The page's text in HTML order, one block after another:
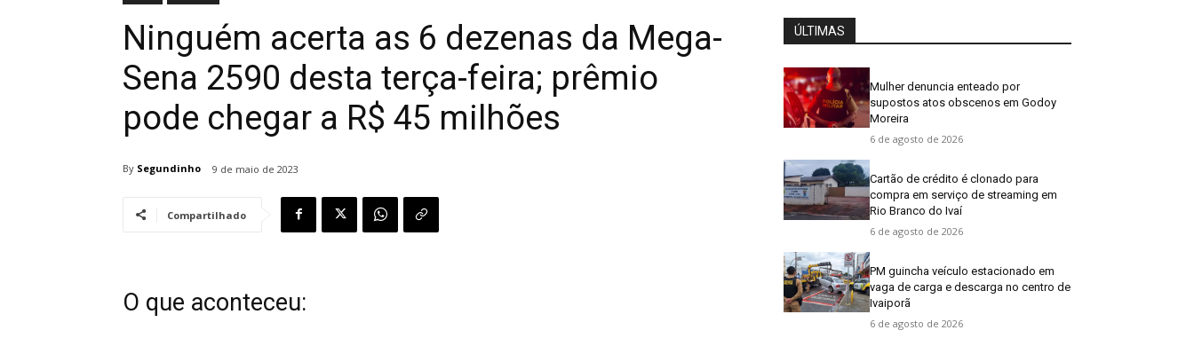
Ninguém acerta as 6 dezenas da Mega-
Sena 2590 desta terça-feira; prêmio
pode chegar a R$ 45 milhões
By Segundinho 9 de maio de 2023
Compartilhado
O que aconteceu:
ÚLTIMAS
Mulher denuncia enteado por
supostos atos obscenos em Godoy
Moreira
6 de agosto de 2026
Cartão de crédito é clonado para
compra em serviço de streaming em
Rio Branco do Ivaí
6 de agosto de 2026
PM guincha veículo estacionado em
vaga de carga e descarga no centro de
Ivaiporã
6 de agosto de 2026